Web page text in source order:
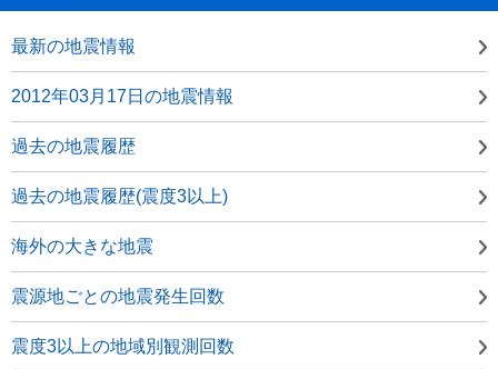
最新の地震情報
2012年03月17日の地震情報
過去の地震履歴
過去の地震履歴(震度3以上)
海外の大きな地震
震源地ごとの地震発生回数
震度3以上の地域別観測回数